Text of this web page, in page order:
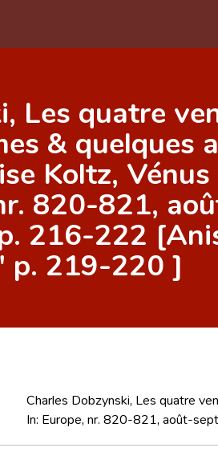
Les quatre
& quelques
Koltz,
820-821,
216-222
p. 219-220 ]
Charles Dobzynski, Les quatre
In: Europe, nr. 820-821, août-